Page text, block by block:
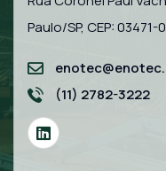
Paulo/SP, CEP: 03471-
(11) 2782-3222